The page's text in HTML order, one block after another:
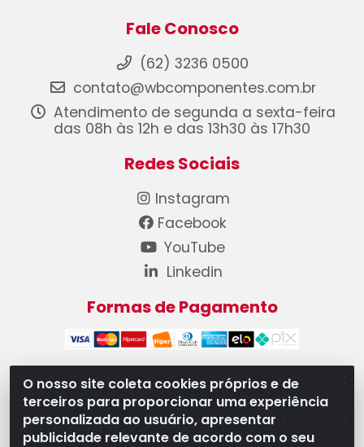
O nosso site coleta cookies próprios e de
terceiros para proporcionar uma experiência
personalizada ao usuário, apresentar
publicidade relevante de acordo com o seu
Fale Conosco
(62) 3236 0500
contato@wbcomponentes.com.br
Atendimento de segunda a sexta-feira
das 08h às 12h e das 13h30 às 17h30
Redes Sociais
Instagram
Facebook
YouTube
Linkedin
Formas de Pagamento
WB Componentes Automotivos LTDA - CNPJ
08.528.393/0001-12 - Rua do Níquel, 667 - Parque
Oeste Industrial, Goiânia/GO - CEP 74375-660